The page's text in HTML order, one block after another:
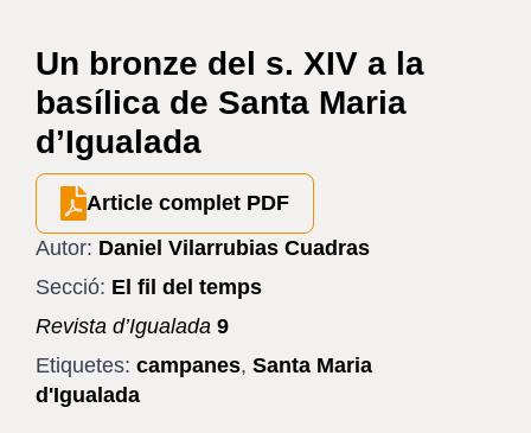
Un bronze del s. XIV a la
basílica de Santa Maria
d’Igualada
Article complet PDF
Autor: Daniel Vilarrubias Cuadras
Secció: El fil del temps
Revista d’Igualada 9
Etiquetes: campanes, Santa Maria
d'Igualada